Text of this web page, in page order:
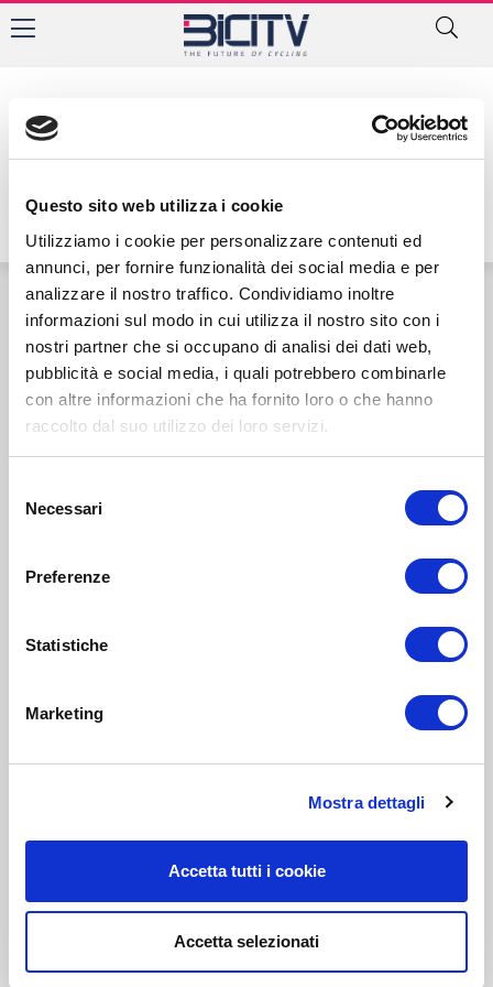
Questo sito web utilizza i cookie
Utilizziamo i cookie per personalizzare contenuti ed
annunci, per fornire funzionalità dei social media e per
analizzare il nostro traffico. Condividiamo inoltre
informazioni sul modo in cui utilizza il nostro sito con i
nostri partner che si occupano di analisi dei dati web,
pubblicità e social media, i quali potrebbero combinarle
con altre informazioni che ha fornito loro o che hanno
raccolto dal suo utilizzo dei loro servizi.
delNecessari
Preferenze
Statistiche
Marketing
Mostra dettagli
Accetta tutti i cookie
Accetta selezionati
Tag: trofeo città di malmantile
Contatti Privacy Policy Cookie Policy